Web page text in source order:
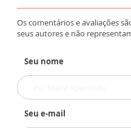
Os comentários e avaliações
seus autores e não
Seu nome
Seu e-mail